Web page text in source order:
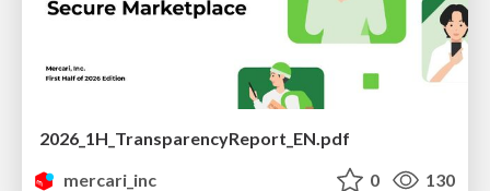
2026_1H_TransparencyReport_EN.pdf
mercari_inc
0 130